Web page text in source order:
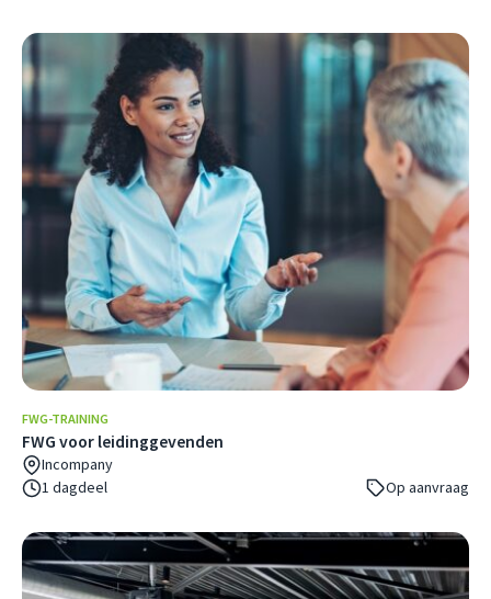
FWG-TRAINING
FWG voor leidinggevenden
Incompany
1 dagdeel
Op aanvraag